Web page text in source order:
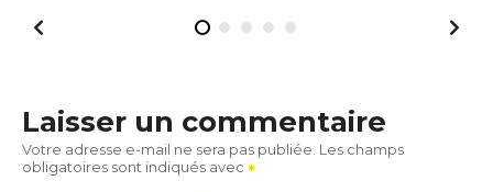
Laisser un commentaire
Votre adresse e-mail ne sera pas publiée. Les champs
obligatoires sont indiqués avec